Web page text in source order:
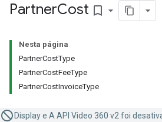
PartnerCost bookmark_border
Nesta página
PartnerCostType
PartnerCostFeeType
PartnerCostInvoiceType
Display e A API Video 360 v2 foi